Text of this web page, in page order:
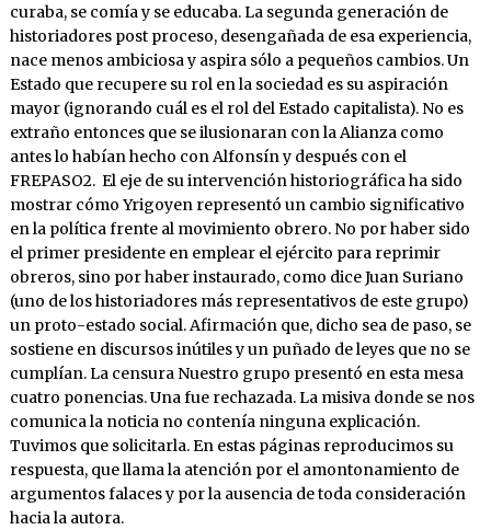
curaba, se comía y se educaba. La segunda generación de
historiadores post proceso, desengañada de esa experiencia,
nace menos ambiciosa y aspira sólo a pequeños cambios. Un
Estado que recupere su rol en la sociedad es su aspiración
mayor (ignorando cuál es el rol del Estado capitalista). No es
extraño entonces que se ilusionaran con la Alianza como
antes lo habían hecho con Alfonsín y después con el
FREPASO2. El eje de su intervención historiográfica ha sido
mostrar cómo Yrigoyen representó un cambio significativo
en la política frente al movimiento obrero. No por haber sido
el primer presidente en emplear el ejército para reprimir
obreros, sino por haber instaurado, como dice Juan Suriano
(uno de los historiadores más representativos de este grupo)
un proto-estado social. Afirmación que, dicho sea de paso, se
sostiene en discursos inútiles y un puñado de leyes que no se
cumplían. La censura Nuestro grupo presentó en esta mesa
cuatro ponencias. Una fue rechazada. La misiva donde se nos
comunica la noticia no contenía ninguna explicación.
Tuvimos que solicitarla. En estas páginas reproducimos su
respuesta, que llama la atención por el amontonamiento de
argumentos falaces y por la ausencia de toda consideración
hacia la autora.